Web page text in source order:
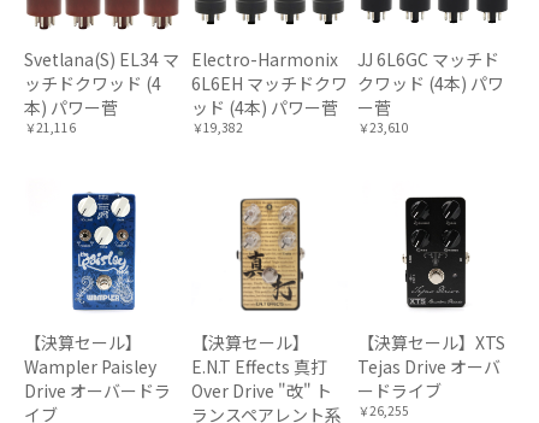
Svetlana(S) EL34 マ
ッチドクワッド (4
本) パワー菅
￥21,116
Electro-Harmonix
6L6EH マッチドクワ
ッド (4本) パワー菅
￥19,382
JJ 6L6GC マッチド
クワッド (4本) パワ
ー菅
￥23,610
【決算セール】
Wampler Paisley
Drive オーバードラ
イブ
【決算セール】
E.N.T Effects 真打
Over Drive "改" ト
ランスペアレント系
【決算セール】XTS
Tejas Drive オーバ
ードライブ
￥26,255